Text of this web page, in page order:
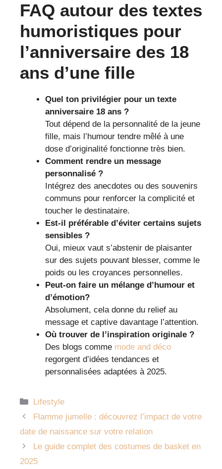
FAQ autour des textes
humoristiques pour
l’anniversaire des 18
ans d’une fille
Quel ton privilégier pour un texte
anniversaire 18 ans ?
Tout dépend de la personnalité de la jeune
fille, mais l’humour tendre mêlé à une
dose d’originalité fonctionne très bien.
Comment rendre un message
personnalisé ?
Intégrez des anecdotes ou des souvenirs
communs pour renforcer la complicité et
toucher le destinataire.
Est-il préférable d’éviter certains sujets
sensibles ?
Oui, mieux vaut s’abstenir de plaisanter
sur des sujets pouvant blesser, comme le
poids ou les croyances personnelles.
Peut-on faire un mélange d’humour et
d’émotion?
Absolument, cela donne du relief au
message et captive davantage l’attention.
Où trouver de l’inspiration originale ?
Des blogs comme mode and déco
regorgent d’idées tendances et
personnalisées adaptées à 2025.
Catégories
Lifestyle
Flamme jumelle : découvrez l’impact de votre
date de naissance sur votre relation
Le guide complet des costumes de basket en
2025